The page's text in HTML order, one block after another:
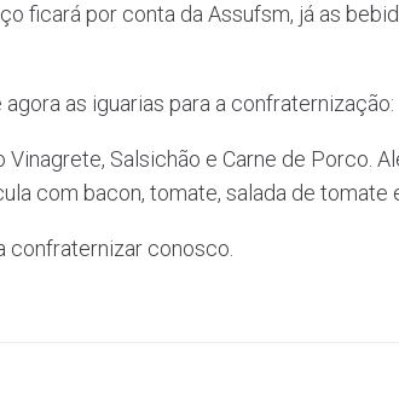
ficará por conta da Assufsm, já as
as iguarias para a confraternização:
Vinagrete, Salsichão e Carne de Porco.
com bacon, tomate, salada de tomate
confraternizar conosco.